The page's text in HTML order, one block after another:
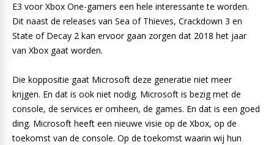
E3 voor Xbox One-gamers een hele interessante te worden.
Dit naast de releases van Sea of Thieves, Crackdown 3 en
State of Decay 2 kan ervoor gaan zorgen dat 2018 het jaar
van Xbox gaat worden.
Die koppositie gaat Microsoft deze generatie niet meer
krijgen. En dat is ook niet nodig. Microsoft is bezig met de
console, de services er omheen, de games. En dat is een goed
ding. Microsoft heeft een nieuwe visie op de Xbox, op de
toekomst van de console. Op de toekomst waarin wij hun